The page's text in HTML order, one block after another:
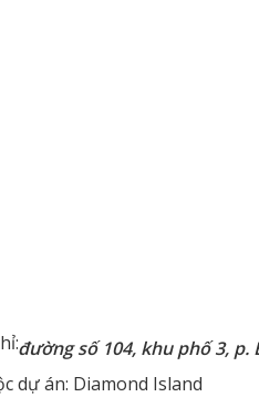
đường số 104, khu phố 3, p.
dự án: Diamond Island